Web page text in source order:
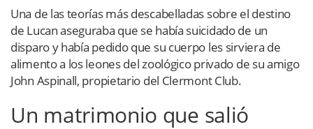
Una de las teorías más descabelladas sobre el destino
de Lucan aseguraba que se había suicidado de un
disparo y había pedido que su cuerpo les sirviera de
alimento a los leones del zoológico privado de su amigo
John Aspinall, propietario del Clermont Club.
Un matrimonio que salió